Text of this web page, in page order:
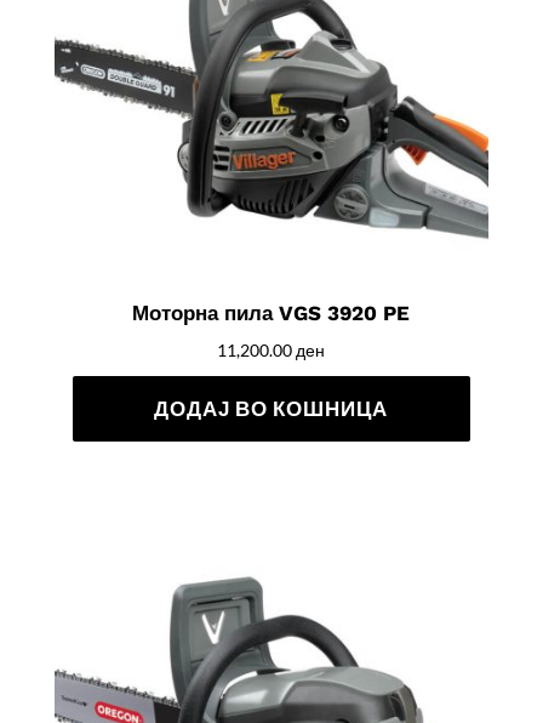
Моторна пила VGS 3920 PE
11,200.00 ден
ДОДАЈ ВО КОШНИЦА